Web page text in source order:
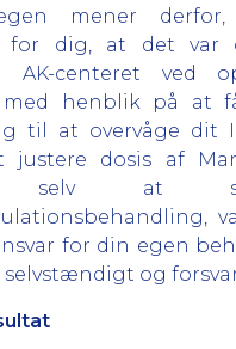
mener
for dig, at det var
AK-centeret ved
med henblik på at
til at overvåge dit
justere dosis af
selv at
for din egen
selvstændigt og